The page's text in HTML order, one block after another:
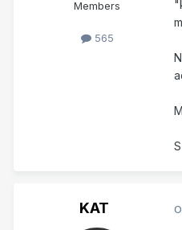
Members
565
KAT